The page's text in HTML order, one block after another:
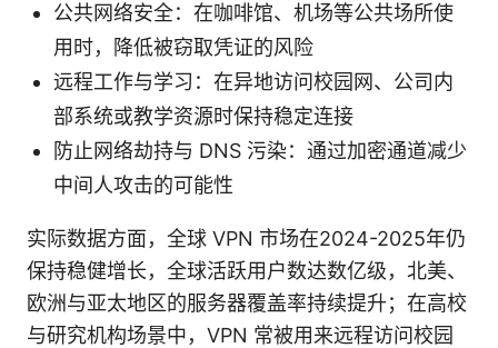
公共网络安全：在咖啡馆、机场等公共场所使
用时，降低被窃取凭证的风险
远程工作与学习：在异地访问校园网、公司内
部系统或教学资源时保持稳定连接
防止网络劫持与 DNS 污染：通过加密通道减少
中间人攻击的可能性
实际数据方面，全球 VPN 市场在2024-2025年仍
保持稳健增长，全球活跃用户数达数亿级，北美、
欧洲与亚太地区的服务器覆盖率持续提升；在高校
与研究机构场景中，VPN 常被用来远程访问校园